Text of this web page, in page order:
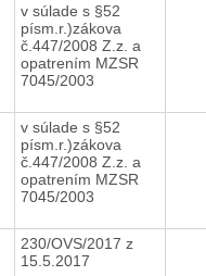
v súlade s §52
písm.r.)zákova
č.447/2008 Z.z. a
opatrením MZSR
7045/2003
v súlade s §52
písm.r.)zákova
č.447/2008 Z.z. a
opatrením MZSR
7045/2003
230/OVS/2017 z
15.5.2017